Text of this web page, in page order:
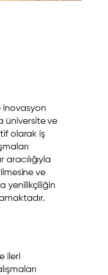
inovasyon
üniversite ve
olarak iş
ve
yenilikçiliğin
ileri